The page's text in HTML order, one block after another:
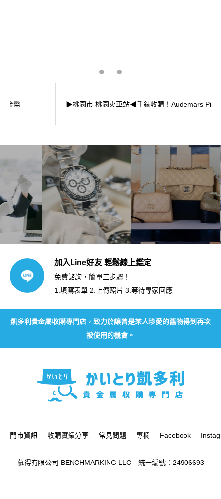
▶桃園市 桃園火車站◀手錶收購！Audemars Piguet 愛彼
加入Line好友 輕鬆線上鑑定
免費諮詢，簡單三步驟！
1.填寫表單 2.上傳照片 3.等待專家回應
凱多利貴金屬收購專門店，致力於讓曾是某人珍愛的舊物得到再次
被使用的機會。
門市資訊 收購實績分享 常見問題 專欄 Facebook
慕得有限公司 BENCHMARKING LLC 統一編號：24906693